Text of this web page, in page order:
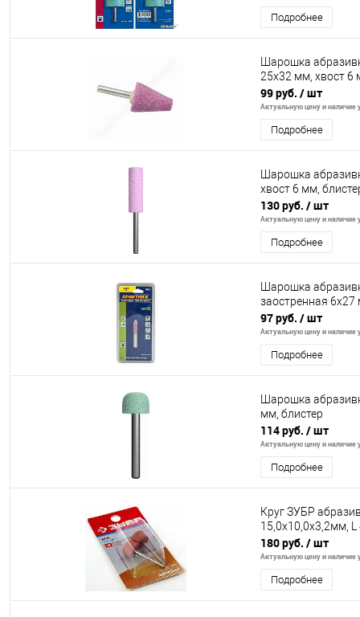
Подробнее
Шарошка
25х32 мм, хвост 6
99 руб. / шт
Актуальную цену и наличие
Подробнее
Шарошка
хвост 6 мм,
130 руб. / шт
Актуальную цену и наличие
Подробнее
Шарошка
заостренная
97 руб. / шт
Актуальную цену и наличие
Подробнее
Шарошка
мм, блистер
114 руб. / шт
Актуальную цену и наличие
Подробнее
Круг ЗУБР
15,0x10,0х3,2мм,
180 руб. / шт
Актуальную цену и наличие
Подробнее